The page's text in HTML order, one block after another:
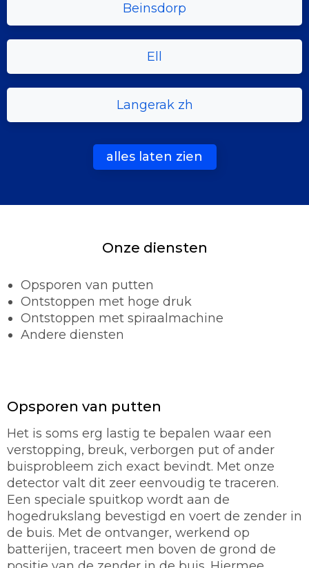
Beinsdorp
Ell
Langerak zh
alles laten zien
Onze diensten
Opsporen van putten
Ontstoppen met hoge druk
Ontstoppen met spiraalmachine
Andere diensten
Opsporen van putten
Het is soms erg lastig te bepalen waar een
verstopping, breuk, verborgen put of ander
buisprobleem zich exact bevindt. Met onze
detector valt dit zeer eenvoudig te traceren.
Een speciale spuitkop wordt aan de
hogedrukslang bevestigd en voert de zender in
de buis. Met de ontvanger, werkend op
batterijen, traceert men boven de grond de